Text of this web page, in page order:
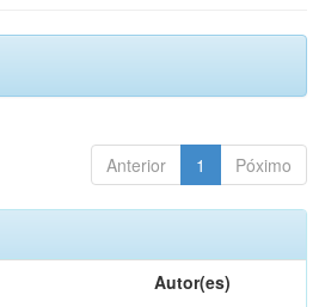
Anterior 1 Póximo
Autor(es)